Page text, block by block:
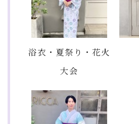
浴衣・夏祭り・花火
大会